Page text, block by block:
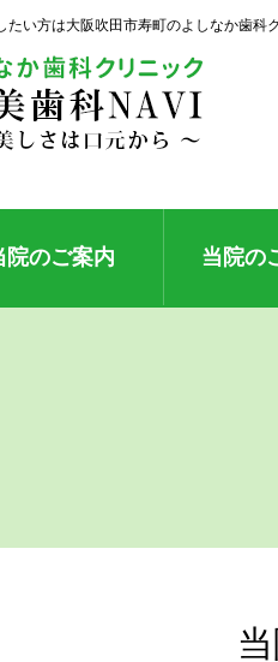
たい方は大阪吹田市寿町のよしなか歯科
院のご案内 当院の